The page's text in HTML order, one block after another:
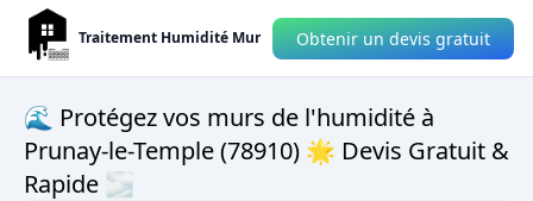
Traitement Humidité Mur Obtenir un devis gratuit
🌊 Protégez vos murs de l'humidité à
Prunay-le-Temple (78910) 🌟 Devis Gratuit &
Rapide 🌫